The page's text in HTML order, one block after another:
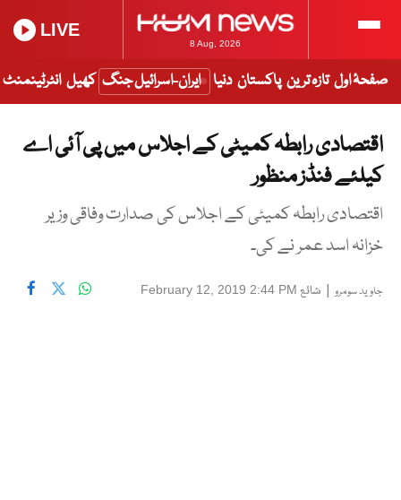
8 Aug, 2026
LIVE
صفحۂ اول تازہ ترین پاکستان دنیا ایران-اسرائیل جنگ کھیل انٹرٹینمنٹ
اقتصادی رابطہ کمیٹی کے اجلاس میں پی آئی اے
کیلئے فنڈز منظور
اقتصادی رابطہ کمیٹی کے اجلاس کی صدارت وفاقی وزیر
خزانہ اسد عمر نے کی۔
جاوید سومرو| شائع February 12, 2019 2:44 PM